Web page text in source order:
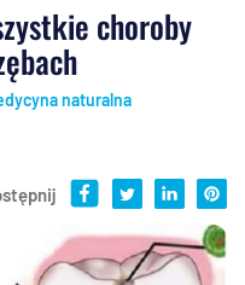
choroby
naturalna